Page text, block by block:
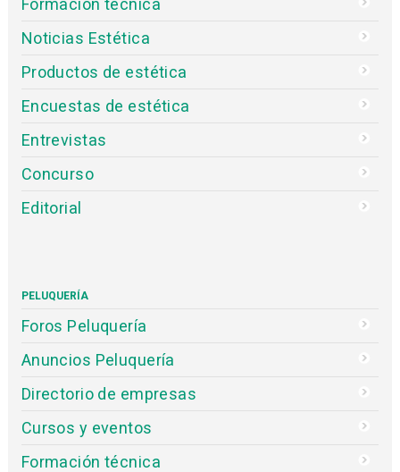
Noticias Estética
Productos de estética
Encuestas de estética
Entrevistas
Concurso
Editorial
PELUQUERÍA
Foros Peluquería
Anuncios Peluquería
Directorio de empresas
Cursos y eventos
Formación técnica